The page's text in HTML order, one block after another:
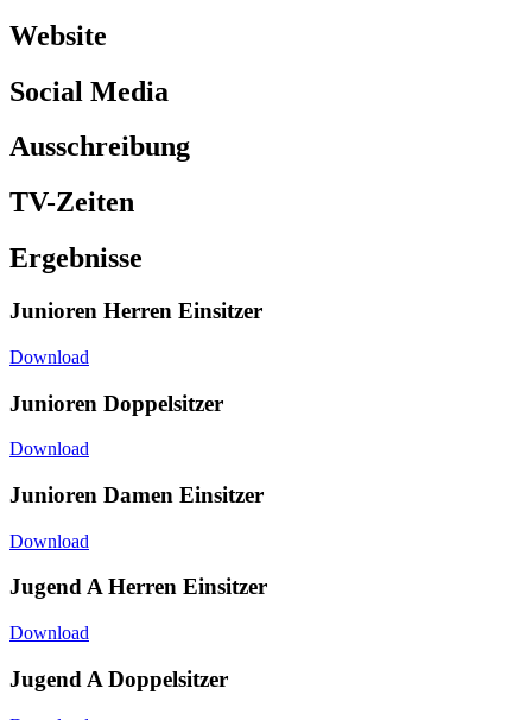
Website
Social Media
Ausschreibung
TV-Zeiten
Ergebnisse
Junioren Herren Einsitzer
Download
Junioren Doppelsitzer
Download
Junioren Damen Einsitzer
Download
Jugend A Herren Einsitzer
Download
Jugend A Doppelsitzer